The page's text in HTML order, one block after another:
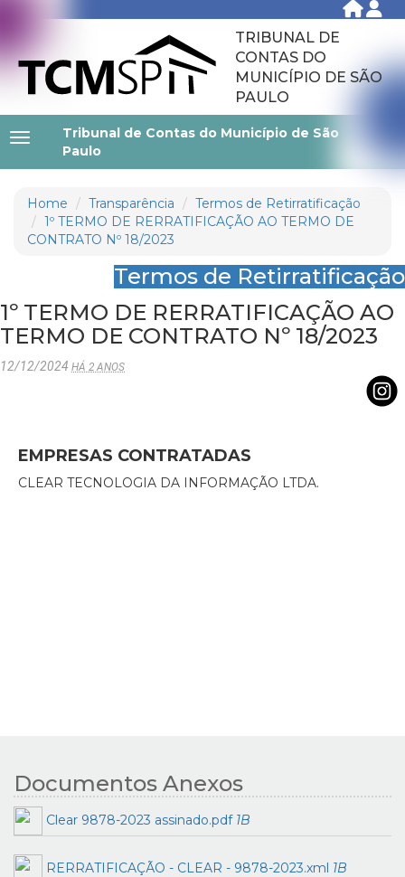
TRIBUNAL DE
CONTAS DO
MUNICÍPIO DE SÃO
PAULO
Tribunal de Contas do Município de São
Paulo
Home Transparência
Termos de Retirratificação
1º TERMO DE RERRATIFICAÇÃO AO TERMO DE
CONTRATO Nº 18/2023
Termos de Retirratificação
1º TERMO DE RERRATIFICAÇÃO AO
TERMO DE CONTRATO Nº 18/2023
12/12/2024 HÁ 2 ANOS
EMPRESAS CONTRATADAS
CLEAR TECNOLOGIA DA INFORMAÇÃO LTDA.
Documentos Anexos
Clear 9878-2023 assinado.pdf 1B
RERRATIFICAÇÃO - CLEAR - 9878-2023.xml 1B